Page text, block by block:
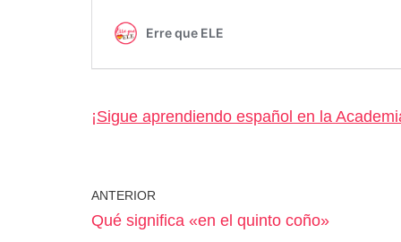
¡Sigue aprendiendo español en la
ANTERIOR
Qué significa «en el quinto coño»